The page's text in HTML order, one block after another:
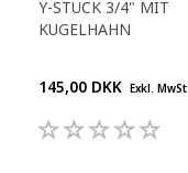
Y-STÜCK 3/4" MIT
KUGELHAHN
145,00 DKK Exkl. MwSt